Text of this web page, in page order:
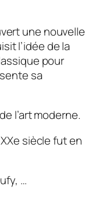
une nouvelle
l’idée de la
pour
sa
l’art moderne.
siècle fut en
…